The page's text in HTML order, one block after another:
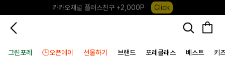
카카오채널 플러스친구 +2,000P
Click
그린포레
🕒오픈데이 선물하기 브랜드 포레클래스 베스트 키